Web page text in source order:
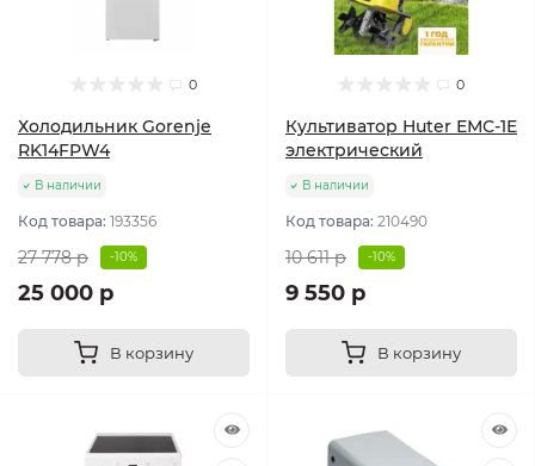
0
Холодильник Gorenje
RK14FPW4
В наличии
Код товара: 193356
27 778 р -10%
25 000 р
В корзину
0
Культиватор Huter ЕМС-1E
электрический
В наличии
Код товара: 210490
10 611 р -10%
9 550 р
В корзину